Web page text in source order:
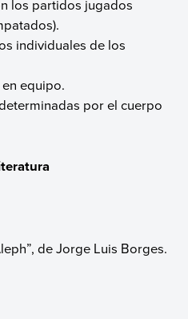
los partidos jugados
individuales de los
equipo.
por el cuerpo
de Jorge Luis Borges.